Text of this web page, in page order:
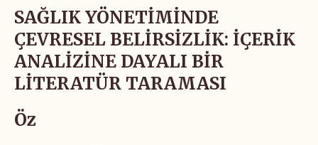
SAĞLIK YÖNETİMİNDE
ÇEVRESEL BELİRSİZLİK: İÇERİK
ANALİZİNE DAYALI BİR
LİTERATÜR TARAMASI
Öz